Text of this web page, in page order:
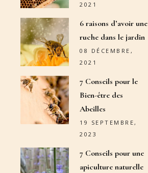
2021
6 raisons d’avoir une
ruche dans le jardin
08 DÉCEMBRE,
2021
7 Conseils pour le
Bien-être des
Abeilles
19 SEPTEMBRE,
2023
7 Conseils pour une
apiculture naturelle